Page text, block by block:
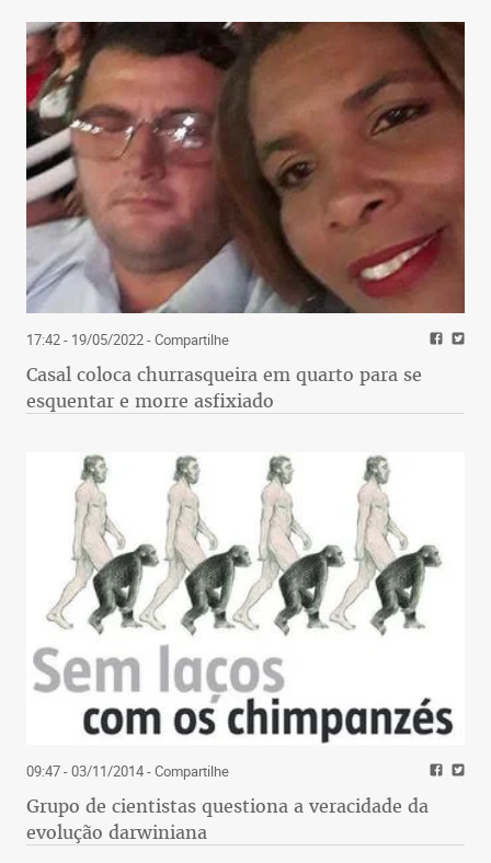
17:42 - 19/05/2022- Compartilhe
Casal coloca churrasqueira em quarto para se
esquentar e morre asfixiado
09:47 - 03/11/2014- Compartilhe
Grupo de cientistas questiona a veracidade da
evolução darwiniana